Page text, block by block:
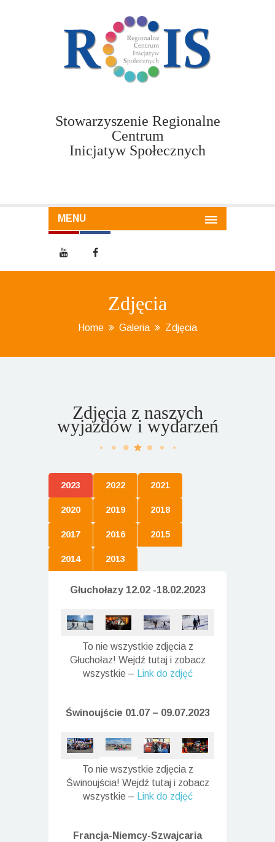
Stowarzyszenie Regionalne
Centrum
Inicjatyw Społecznych
MENU
Zdjęcia
Home Galeria Zdjęcia
Zdjęcia z naszych
wyjazdów i wydarzeń
2023 2022 2021
2020 2019 2018
2017 2016 2015
2014 2013
Głuchołazy 12.02 -18.02.2023
To nie wszystkie zdjęcia z
Głuchołaz! Wejdź tutaj i zobacz
wszystkie –
Link do zdjęć
Świnoujście 01.07 – 09.07.2023
To nie wszystkie zdjęcia z
Świnoujścia! Wejdź tutaj i zobacz
wszystkie –
Link do zdjęć
Francja-Niemcy-Szwajcaria